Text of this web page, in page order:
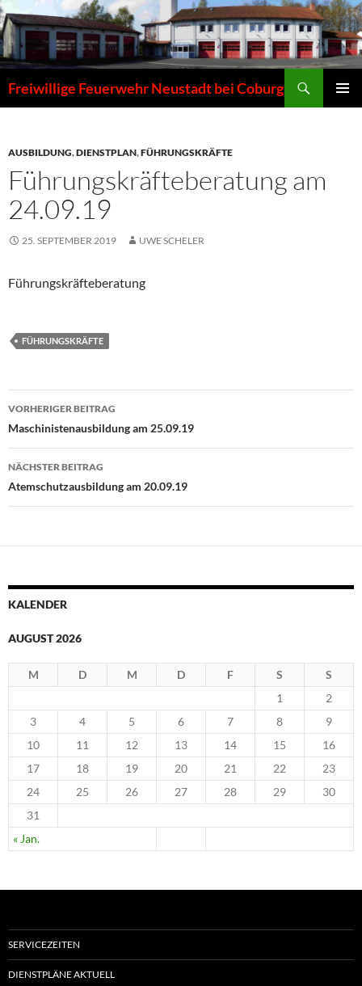
Zum
Inhalt
springen
Freiwillige Feuerwehr Neustadt bei Coburg
AUSBILDUNG,DIENSTPLAN,FÜHRUNGSKRÄFTE
Führungskräfteberatung am
24.09.19
25. SEPTEMBER 2019 UWE SCHELER
Führungskräfteberatung
FÜHRUNGSKRÄFTE
Beitragsnavigation
VORHERIGER BEITRAG
Maschinistenausbildung am 25.09.19
NÄCHSTER BEITRAG
Atemschutzausbildung am 20.09.19
KALENDER
AUGUST 2026
M D M D F S S
« Jan.
1
2
3
4 5 6 7 8
9
10
11 12 13 14 15
16
17
18 19 20 21 22
23
24
25 26 27 28 29
30
31
SERVICEZEITEN
DIENSTPLÄNE AKTUELL